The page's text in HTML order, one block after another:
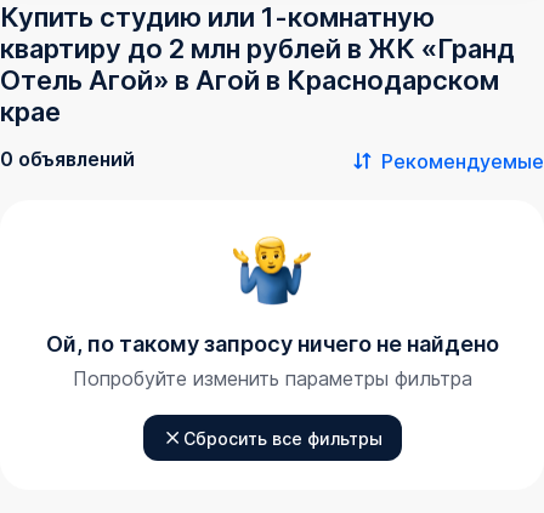
Купить студию или 1-комнатную
квартиру до 2 млн рублей в ЖК «Гранд
Отель Агой» в Агой в Краснодарском
крае
0 объявлений Рекомендуемые
Ой, по такому запросу ничего не найдено
Попробуйте изменить параметры фильтра
Сбросить все фильтры